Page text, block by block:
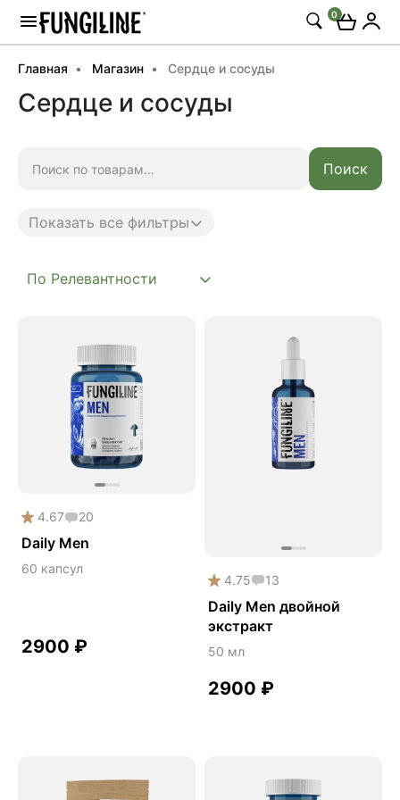
0
Главная Магазин Сердце и сосуды
Сердце и сосуды
Поиск
Показать все фильтры
Daily
Mushroom
Phyto
Premium
Solution
Акция
Антипаразит
Антистресс
Безмухоморный микродозинг
Детокс
4.67 20
Daily Men
60 капсул
2900 ₽
4.75 13
Daily Men двойной
экстракт
50 мл
2900 ₽